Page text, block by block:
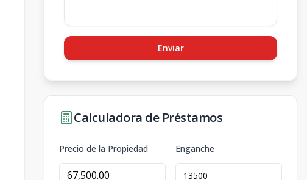
Enviar
Calculadora de Préstamos
Precio de la Propiedad Enganche